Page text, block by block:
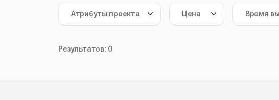
Результатов: 0